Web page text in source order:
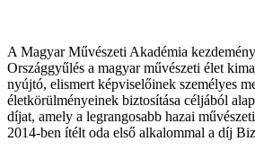
A Magyar Művészeti Akadémia
Országgyűlés a magyar művészeti élet
nyújtó, elismert képviselőinek személyes
életkörülményeinek biztosítása céljából
díjat, amely a legrangosabb hazai
2014-ben ítélt oda első alkalommal a díj